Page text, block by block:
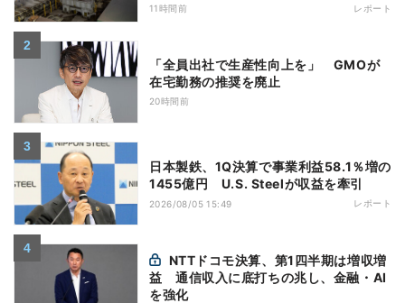
11時間前 レポート
「全員出社で生産性向上を」 GMOが
在宅勤務の推奨を廃止
20時間前
日本製鉄、1Q決算で事業利益58.1％増の
1455億円 U.S. Steelが収益を牽引
2026/08/05 15:49 レポート
益 通信収入に底打ちの兆し、金融・AI
を強化